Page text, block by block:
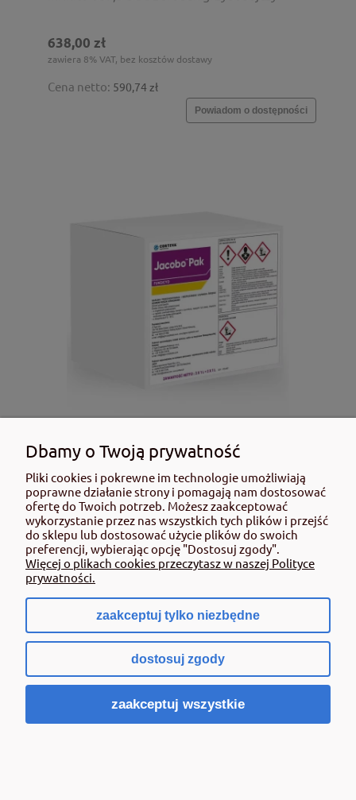
638,00 zł
zawiera 8% VAT, bez kosztów dostawy
Cena netto: 590,74 zł
Powiadom o dostępności
Jacobo Pak 5 ha środki grzybobójcze
730,57 zł
zawiera 8% VAT, bez kosztów dostawy
Cena netto:676,45 zł
Do koszyka
Dbamy o Twoją prywatność
Pliki cookies i pokrewne im technologie umożliwiają
poprawne działanie strony i pomagają nam dostosować
ofertę do Twoich potrzeb. Możesz zaakceptować
wykorzystanie przez nas wszystkich tych plików i przejść
do sklepu lub dostosować użycie plików do swoich
preferencji, wybierając opcję "Dostosuj zgody".
Więcej o plikach cookies przeczytasz w naszej Polityce
prywatności.
zaakceptuj tylko niezbędne
dostosuj zgody
zaakceptuj wszystkie